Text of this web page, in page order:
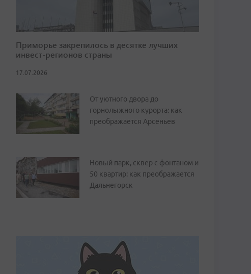
Приморье закрепилось в десятке лучших
инвест-регионов страны
17.07.2026
От уютного двора до
горнолыжного курорта: как
преображается Арсеньев
Новый парк, сквер с фонтаном и
50 квартир: как преображается
Дальнегорск